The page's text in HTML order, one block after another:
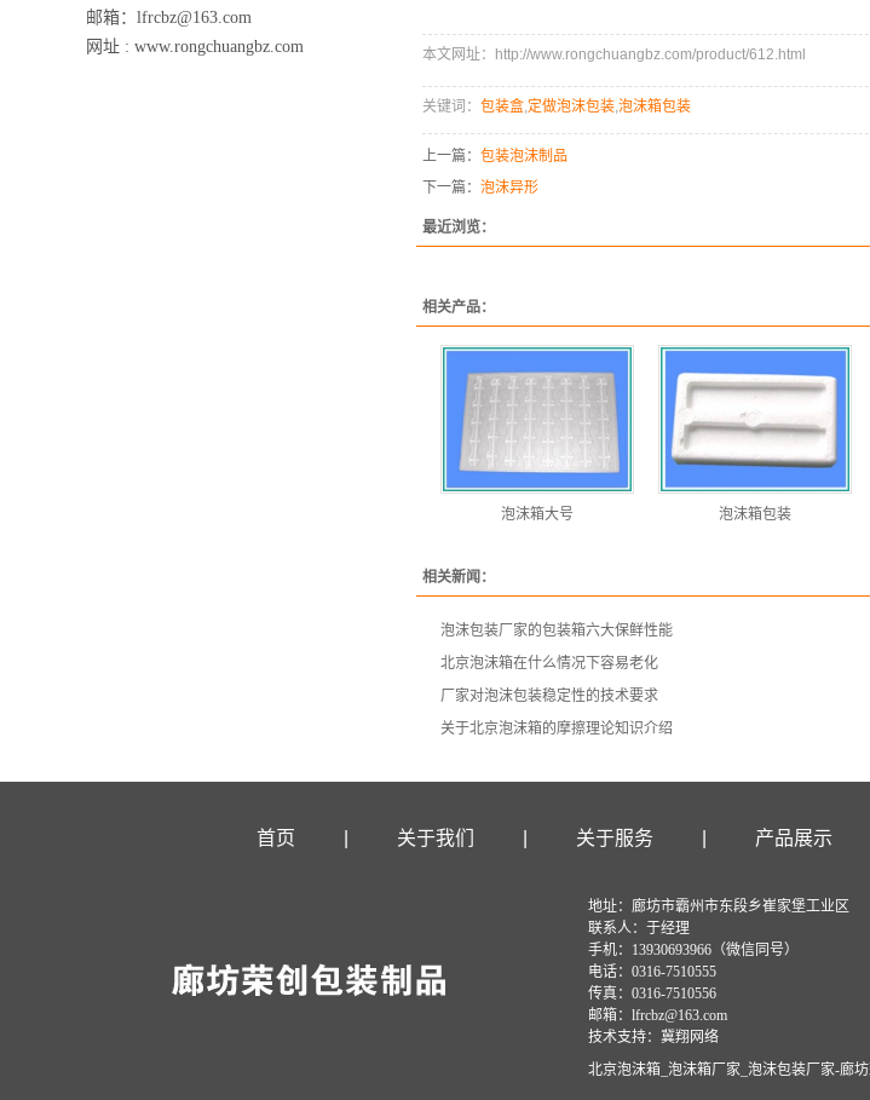
邮箱：lfrcbz@163.com
网址 : www.rongchuangbz.com
本文网址：http://www.rongchuangbz.com/product/612.html
关键词： 包装盒,定做泡沫包装,泡沫箱包装
上一篇： 包装泡沫制品
下一篇： 泡沫异形
最近浏览：
相关产品：
泡沫箱大号 泡沫箱包装
相关新闻：
泡沫包装厂家的包装箱六大保鲜性能
北京泡沫箱在什么情况下容易老化
厂家对泡沫包装稳定性的技术要求
关于北京泡沫箱的摩擦理论知识介绍
首页 关于我们 关于服务 产品展示
地址：廊坊市霸州市东段乡崔家堡工业区
联系人：于经理
手机：13930693966（微信同号）
电话：0316-7510555
传真：0316-7510556
邮箱：lfrcbz@163.com
技术支持： 冀翔网络
北京泡沫箱_泡沫箱厂家_泡沫包装厂家-廊